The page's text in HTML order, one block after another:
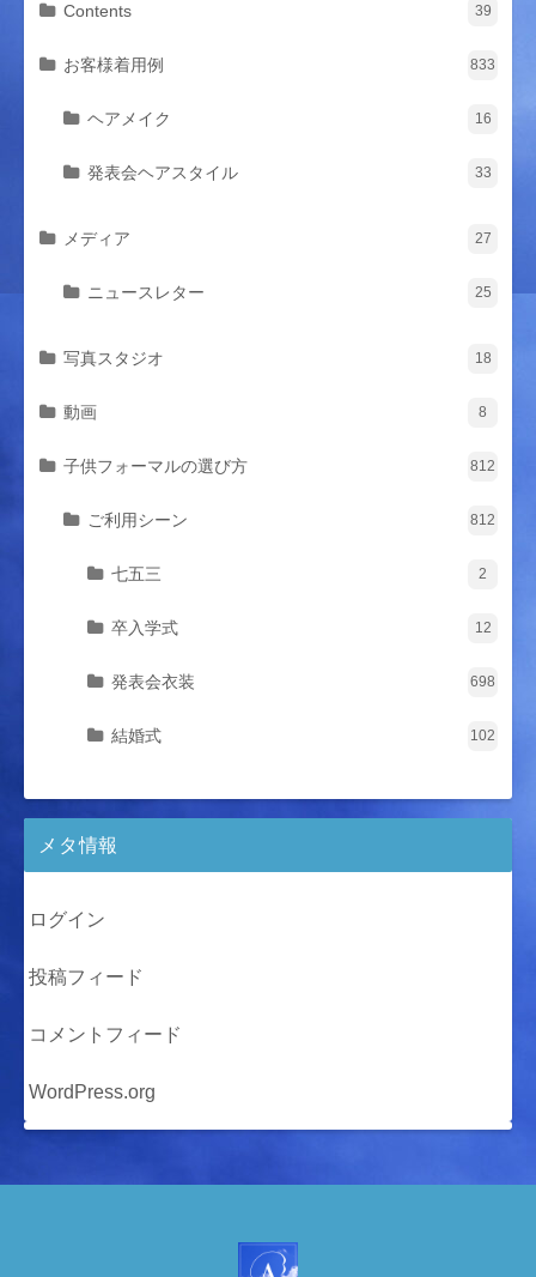
Contents 39
お客様着用例 833
ヘアメイク 16
発表会ヘアスタイル 33
メディア 27
ニュースレター 25
写真スタジオ 18
動画 8
子供フォーマルの選び方 812
ご利用シーン 812
七五三 2
卒入学式 12
発表会衣装 698
結婚式 102
メタ情報
ログイン
投稿フィード
コメントフィード
WordPress.org